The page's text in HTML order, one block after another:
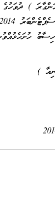
ވަޑައިގެން